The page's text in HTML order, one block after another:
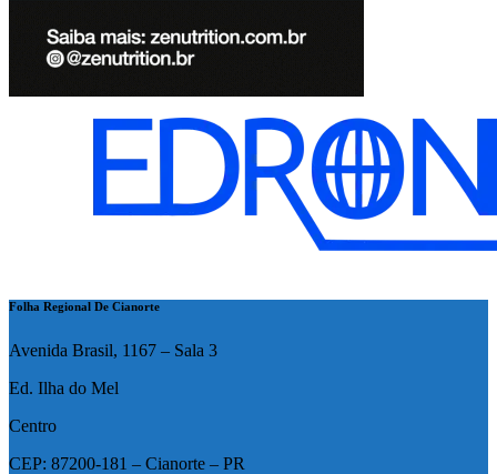
Folha Regional De Cianorte
Avenida Brasil, 1167 – Sala 3
Ed. Ilha do Mel
Centro
CEP: 87200-181 – Cianorte – PR